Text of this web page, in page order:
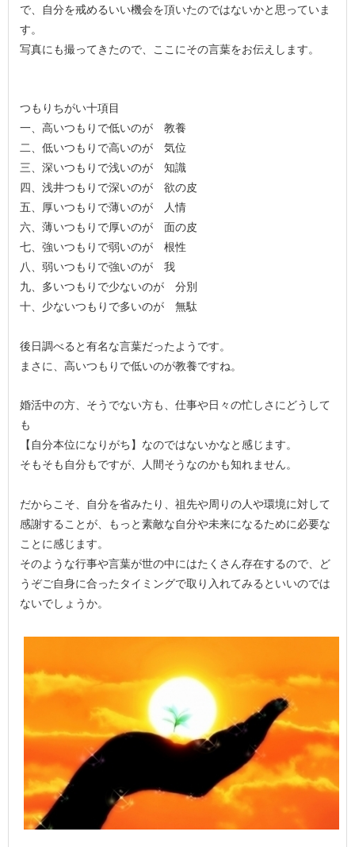
で、自分を戒めるいい機会を頂いたのではないかと思っていま
す。
写真にも撮ってきたので、ここにその言葉をお伝えします。
つもりちがい十項目
一、高いつもりで低いのが 教養
二、低いつもりで高いのが 気位
三、深いつもりで浅いのが 知識
四、浅井つもりで深いのが 欲の皮
五、厚いつもりで薄いのが 人情
六、薄いつもりで厚いのが 面の皮
七、強いつもりで弱いのが 根性
八、弱いつもりで強いのが 我
九、多いつもりで少ないのが 分別
十、少ないつもりで多いのが 無駄
後日調べると有名な言葉だったようです。
まさに、高いつもりで低いのが教養ですね。
婚活中の方、そうでない方も、仕事や日々の忙しさにどうして
も
【自分本位になりがち】なのではないかなと感じます。
そもそも自分もですが、人間そうなのかも知れません。
だからこそ、自分を省みたり、祖先や周りの人や環境に対して
感謝することが、もっと素敵な自分や未来になるために必要な
ことに感じます。
そのような行事や言葉が世の中にはたくさん存在するので、ど
うぞご自身に合ったタイミングで取り入れてみるといいのでは
ないでしょうか。